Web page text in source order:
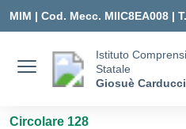
MIM | Cod. Mecc. MIIC8EA008 | T.
MIIC8EA008@ISTRUZIONE.IT
Istituto
Statale
Giosuè Carducci
Circolare 128